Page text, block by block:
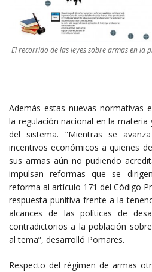
El recorrido de las leyes sobre armas en la
Además estas nuevas normativas
la regulación nacional en la materia
del sistema. “Mientras se
incentivos económicos a quienes
sus armas aún no pudiendo
impulsan reformas que se
reforma al artículo 171 del Código
respuesta punitiva frente a la
alcances de las políticas de
contradictorios a la población
al tema”, desarrolló Pomares.
Respecto del régimen de armas